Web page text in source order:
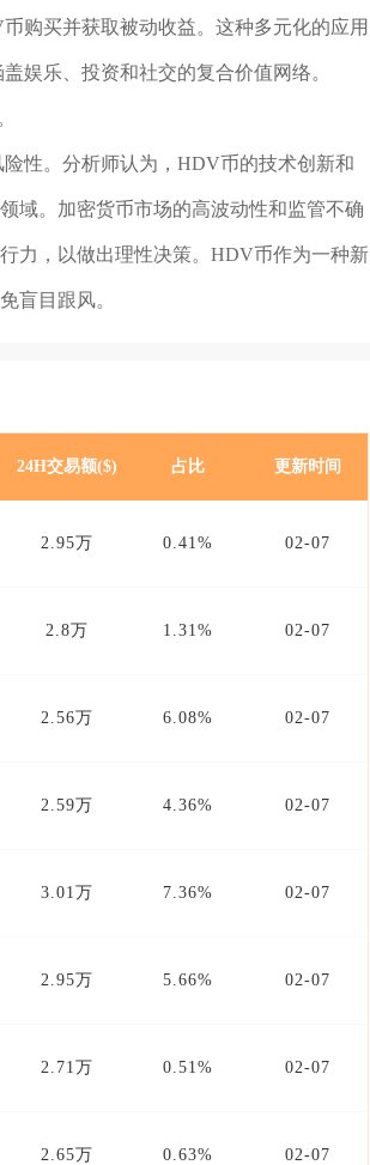
购买并获取被动收益。这种多元化的应用
娱乐、投资和社交的复合价值网络。
性。分析师认为，HDV币的技术创新和
域。加密货币市场的高波动性和监管不确
力，以做出理性决策。HDV币作为一种新
盲目跟风。
24H交易额($) 占比 更新时间
2.95万 0.41% 02-07
2.8万 1.31% 02-07
2.56万 6.08% 02-07
2.59万 4.36% 02-07
3.01万 7.36% 02-07
2.95万 5.66% 02-07
2.71万 0.51% 02-07
2.65万 0.63% 02-07